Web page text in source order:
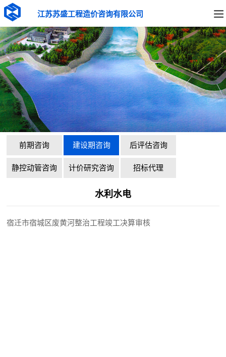
江苏苏盛工程造价咨询有限公司
前期咨询 建设期咨询 后评估咨询
静控动管咨询 计价研究咨询 招标代理
水利水电
宿迁市宿城区废黄河整治工程竣工决算审核